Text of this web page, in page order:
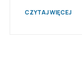
CZYTAJ WIĘCEJ